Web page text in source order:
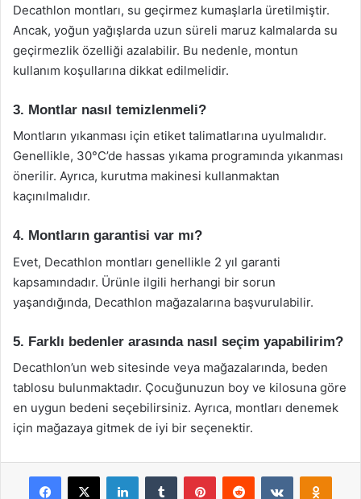
Decathlon montları, su geçirmez kumaşlarla üretilmiştir.
Ancak, yoğun yağışlarda uzun süreli maruz kalmalarda su
geçirmezlik özelliği azalabilir. Bu nedenle, montun
kullanım koşullarına dikkat edilmelidir.
3. Montlar nasıl temizlenmeli?
Montların yıkanması için etiket talimatlarına uyulmalıdır.
Genellikle, 30°C’de hassas yıkama programında yıkanması
önerilir. Ayrıca, kurutma makinesi kullanmaktan
kaçınılmalıdır.
4. Montların garantisi var mı?
Evet, Decathlon montları genellikle 2 yıl garanti
kapsamındadır. Ürünle ilgili herhangi bir sorun
yaşandığında, Decathlon mağazalarına başvurulabilir.
5. Farklı bedenler arasında nasıl seçim yapabilirim?
Decathlon’un web sitesinde veya mağazalarında, beden
tablosu bulunmaktadır. Çocuğunuzun boy ve kilosuna göre
en uygun bedeni seçebilirsiniz. Ayrıca, montları denemek
için mağazaya gitmek de iyi bir seçenektir.
Facebook
X LinkedInTumblr PinterestReddit VKontakte